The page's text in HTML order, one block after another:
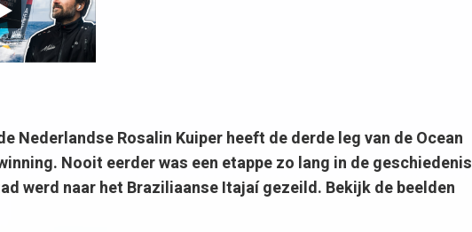
Nederlandse Rosalin Kuiper heeft de derde leg van de Ocean
Nooit eerder was een etappe zo lang in de geschiedenis
werd naar het Braziliaanse Itajaí gezeild. Bekijk de beelden